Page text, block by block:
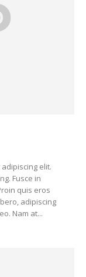
elit.
Fusce in
quis eros
adipiscing
Nam at...